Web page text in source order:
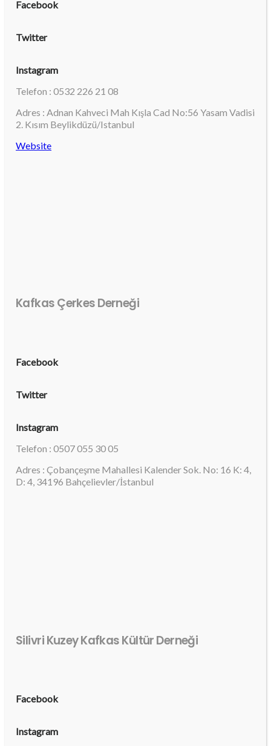
Facebook
Twitter
Instagram
Telefon : 0532 226 21 08
Adres : Adnan Kahveci Mah Kışla Cad No:56 Yasam Vadisi
2. Kısım Beylikdüzü/Istanbul
Website
Kafkas Çerkes Derneği
Facebook
Twitter
Instagram
Telefon : 0507 055 30 05
Adres : Çobançeşme Mahallesi Kalender Sok. No: 16 K: 4,
D: 4, 34196 Bahçelievler/İstanbul
Silivri Kuzey Kafkas Kültür Derneği
Facebook
Instagram